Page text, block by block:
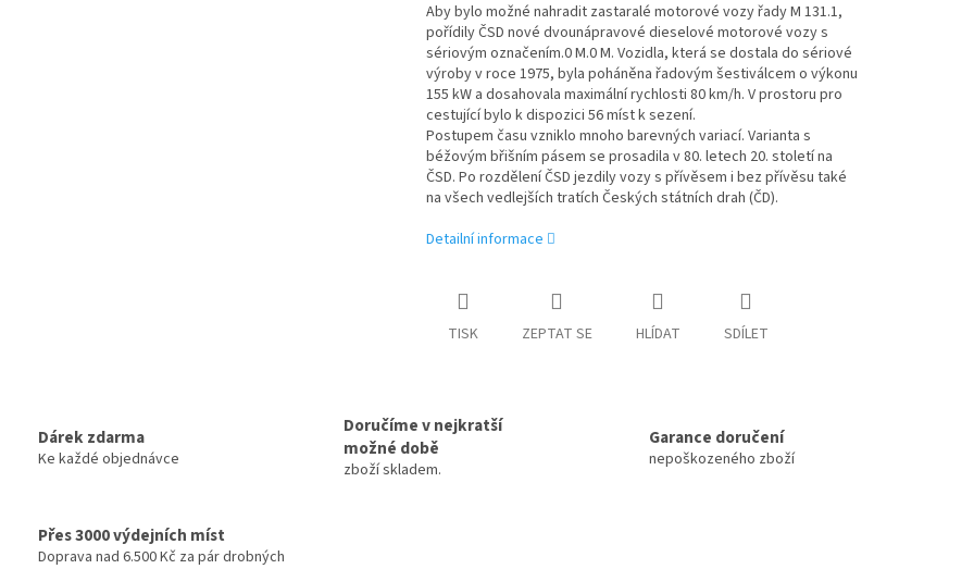
Aby bylo možné nahradit zastaralé motorové vozy řady M 131.1,
pořídily ČSD nové dvounápravové dieselové motorové vozy s
sériovým označením.0 M.0 M. Vozidla, která se dostala do sériové
výroby v roce 1975, byla poháněna řadovým šestiválcem o výkonu
155 kW a dosahovala maximální rychlosti 80 km/h. V prostoru pro
cestující bylo k dispozici 56 míst k sezení.
Postupem času vzniklo mnoho barevných variací. Varianta s
béžovým břišním pásem se prosadila v 80. letech 20. století na
ČSD. Po rozdělení ČSD jezdily vozy s přívěsem i bez přívěsu také
na všech vedlejších tratích Českých státních drah (ČD).
Detailní informace
TISK ZEPTAT SE HLÍDAT SDÍLET
Dárek zdarma
Ke každé objednávce
Doručíme v nejkratší
možné době
zboží skladem.
Garance doručení
nepoškozeného zboží
Přes 3000 výdejních míst
Doprava nad 6.500 Kč za pár drobných